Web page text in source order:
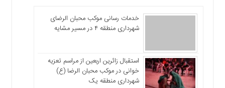
خدمات رسانی موکب محبان الرضای
شهرداری منطقه ۴ در مسیر مشایه
استقبال زائرین اربعین از مراسم تعزیه
خوانی در موکب محبان الرضا (ع)
شهرداری منطقه یک